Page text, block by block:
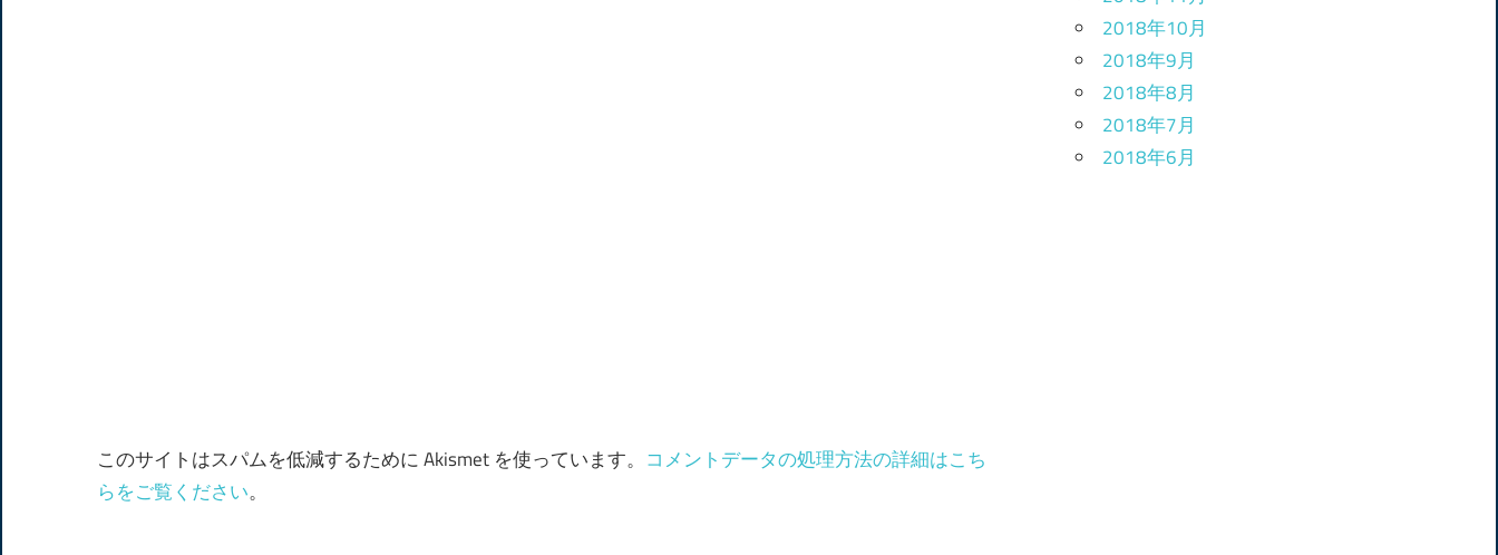
このサイトはスパムを低減するために Akismet を使っています。 コメントデータの処理方法の詳細はこち
らをご覧ください。
2018年10月
2018年9月
2018年8月
2018年7月
2018年6月